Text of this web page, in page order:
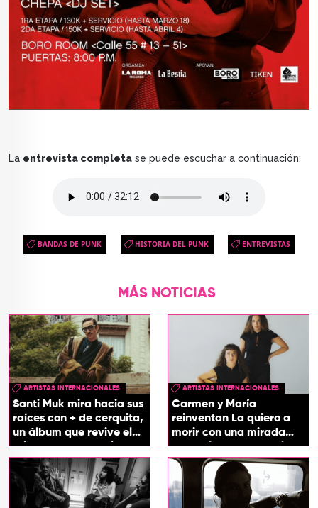
La entrevista completa se puede escuchar a continuación:
BANDAS DE PUNK HISTORIA DEL PUNK ENTREVISTAS
MÁS NOTICIAS
ARTISTAS INTERNACIONALES
Santi Muk mira hacia sus
raíces con + de cerquita,
un álbum que revive el
origen de sus canciones
ARTISTAS INTERNACIONALES
Carmen y María
reinventan La quiero a
morir con una mirada
entre el flamenco y el
soul